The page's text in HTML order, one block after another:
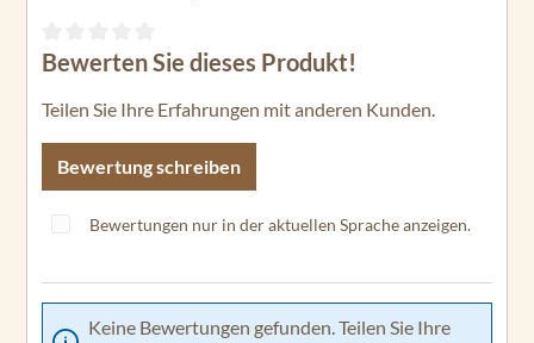
Durchschnittliche Bewertung von 0 von 5 Sternen
Bewerten Sie dieses Produkt!
Teilen Sie Ihre Erfahrungen mit anderen Kunden.
Bewertung schreiben
Bewertungen nur in der aktuellen Sprache anzeigen.
Keine Bewertungen gefunden. Teilen Sie Ihre